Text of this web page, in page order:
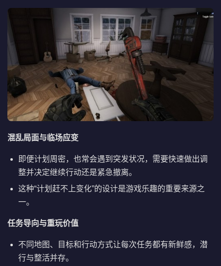
混乱局面与临场应变
即便计划周密，也常会遇到突发状况，需要快速做出调
整并决定继续行动还是紧急撤离。
这种“计划赶不上变化”的设计是游戏乐趣的重要来源之
一。
任务导向与重玩价值
不同地图、目标和行动方式让每次任务都有新鲜感，潜
行与整活并存。